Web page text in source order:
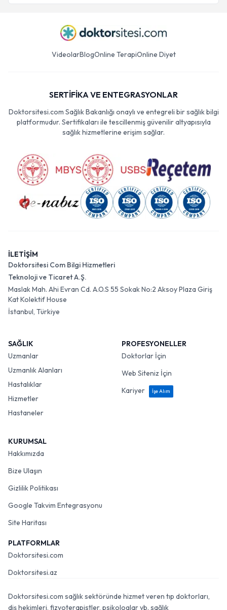
VideolarBlogOnline TerapiOnline Diyet
SERTİFİKA VE ENTEGRASYONLAR
Doktorsitesi.com Sağlık Bakanlığı onaylı ve entegreli bir sağlık bilgi
platformudur. Sertifikaları ile tescillenmiş güvenilir altyapısıyla
sağlık hizmetlerine erişim sağlar.
İLETİŞİM
Doktorsitesi Com Bilgi Hizmetleri
Teknoloji ve Ticaret A.Ş.
Maslak Mah. Ahi Evran Cd. A.O.S 55 Sokak No:2 Aksoy Plaza Giriş
Kat Kolektif House
İstanbul, Türkiye
SAĞLIK
Uzmanlar
Uzmanlık Alanları
Hastalıklar
Hizmetler
Hastaneler
PROFESYONELLER
Doktorlar İçin
Web Siteniz İçin
Kariyer
İşe Alım
KURUMSAL
Hakkımızda
Bize Ulaşın
Gizlilik Politikası
Google Takvim Entegrasyonu
Site Haritası
PLATFORMLAR
Doktorsitesi.com
Doktorsitesi.az
Doktorsitesi.com sağlık sektöründe hizmet veren tıp doktorları,
diş hekimleri, fizyoterapistler, psikologlar vb. sağlık